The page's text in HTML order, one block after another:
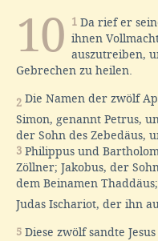
10 1 Da rief er
ihnen
auszutreiben,
Gebrechen zu heilen.
2 Die Namen der zwölf
Simon, genannt Petrus,
der Sohn des Zebedäus,
3 Philippus und
Zöllner; Jakobus, der
dem Beinamen Thaddäus;
Judas Ischariot, der ihn
5 Diese zwölf sandte